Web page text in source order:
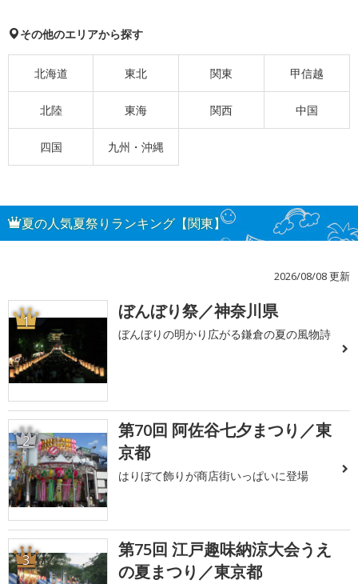
その他のエリアから探す
北海道 東北 関東 甲信越
北陸 東海 関西 中国
四国 九州・沖縄
夏の人気夏祭りランキング【関東】
2026/08/08 更新
1 ぼんぼり祭／神奈川県
ぼんぼりの明かり広がる鎌倉の夏の風物詩
2
第70回 阿佐谷七夕まつり／東
京都
はりぼて飾りが商店街いっぱいに登場
3
第75回 江戸趣味納涼大会うえ
の夏まつり／東京都